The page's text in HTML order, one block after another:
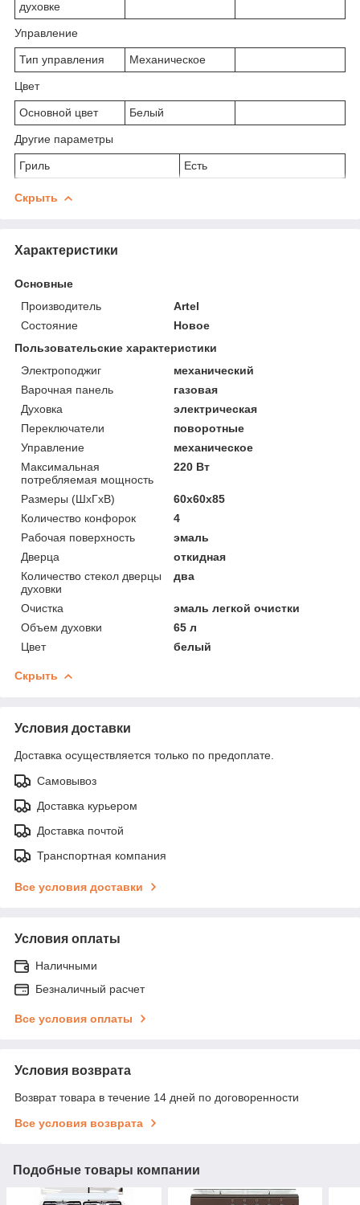
духовке
Управление
Тип управления Механическое
Цвет
Основной цвет Белый
Другие параметры
Гриль Есть
Скрыть
Характеристики
Основные
Производитель
Artel
Состояние
Новое
Пользовательские характеристики
Электроподжиг
механический
Варочная панель
газовая
Духовка
электрическая
Переключатели
поворотные
Управление
механическое
Максимальная
потребляемая мощность
220 Вт
Размеры (ШхГхВ)
60х60х85
Количество конфорок
4
Рабочая поверхность
эмаль
Дверца
откидная
Количество стекол дверцы
духовки
два
Очистка
эмаль легкой очистки
Объем духовки
65 л
Цвет
белый
Скрыть
Условия доставки
Доставка осуществляется только по предоплате.
Самовывоз
Доставка курьером
Доставка почтой
Транспортная компания
Все условия доставки
Условия оплаты
Наличными
Безналичный расчет
Все условия оплаты
Условия возврата
Возврат товара в течение 14 дней по договоренности
Все условия возврата
Подобные товары компании